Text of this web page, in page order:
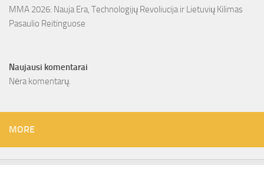
MMA 2026: Nauja Era, Technologijų Revoliucija ir Lietuvių Kilimas
Pasaulio Reitinguose
Naujausi komentarai
Nėra komentarų.
MORE